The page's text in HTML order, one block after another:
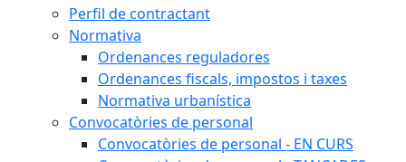
Perfil de contractant
Normativa
Ordenances reguladores
Ordenances fiscals, impostos i taxes
Normativa urbanística
Convocatòries de personal
Convocatòries de personal - EN CURS